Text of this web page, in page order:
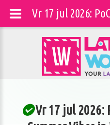
Vr 17 jul 2026:
Vr 17 jul 2026: